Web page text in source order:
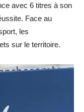
avec 6 titres à son
Face au
les
sur le territoire.